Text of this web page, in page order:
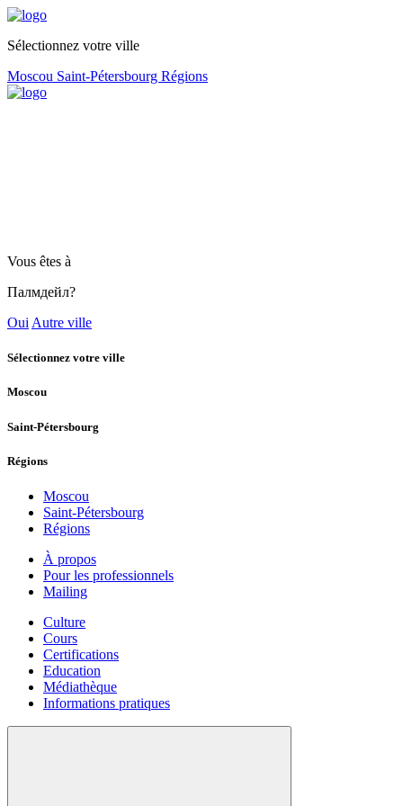
Sélectionnez votre ville
Moscou Saint-Pétersbourg Régions
Vous êtes à
Палмдейл?
Oui Autre ville
Sélectionnez votre ville
Moscou
Saint-Pétersbourg
Régions
Moscou
Saint-Pétersbourg
Régions
À propos
Pour les professionnels
Mailing
Culture
Cours
Certifications
Education
Médiathèque
Informations pratiques